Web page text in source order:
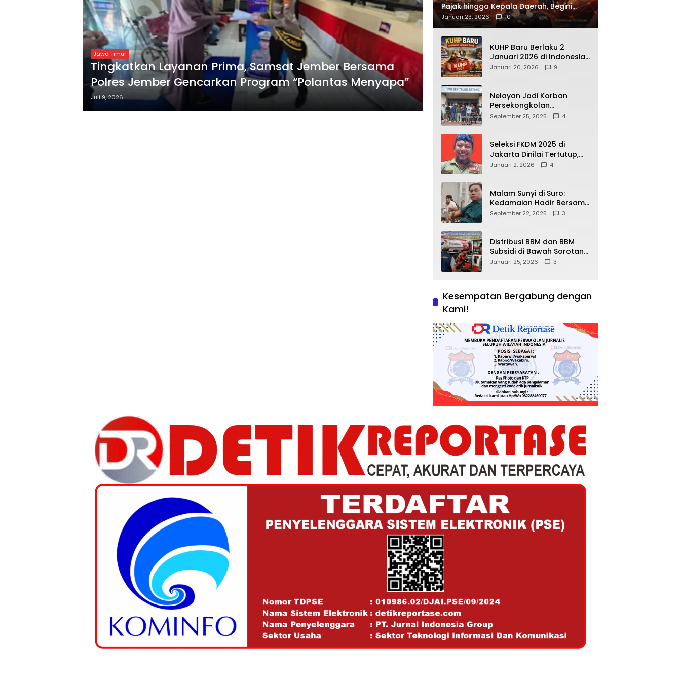
Jawa Timur
Tingkatkan Layanan Prima, Samsat Jember Bersama
Polres Jember Gencarkan Program “Polantas Menyapa”
Juli 9, 2026
Pajak hingga Kepala Daerah, Begini
Wajah Korupsi yang Terbongkar
Januari 23, 2026 10
KUHP Baru Berlaku 2
Januari 2026 di Indonesia,
Apa Dampaknya bagi
Dipahami Publik
Januari 20, 2026 9
Nelayan Jadi Korban
Persekongkolan
Penyelewengan BBM
September 25, 2025 4
Seleksi FKDM 2025 di
Jakarta Dinilai Tertutup,
Transparansi
Januari 2, 2026 4
Malam Sunyi di Suro:
Kedamaian Hadir Bersama
Secangkir Kopi Hangat
September 22, 2025 3
Distribusi BBM dan BBM
Subsidi di Bawah Sorotan
Publik: Antara Kepentingan
Januari 25, 2026 3
Kesempatan Bergabung dengan
Kami!